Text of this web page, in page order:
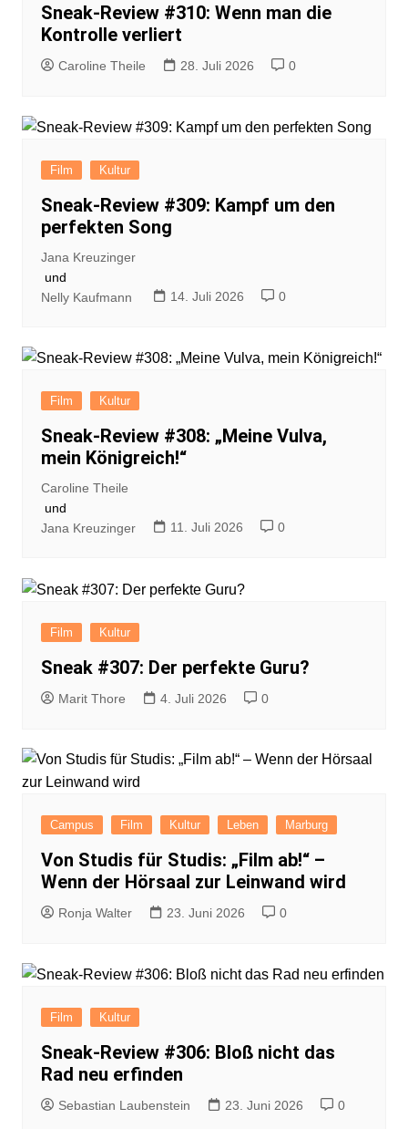
Sneak-Review #310: Wenn man die
Kontrolle verliert
Caroline Theile 28. Juli 2026 0
Film Kultur
Sneak-Review #309: Kampf um den
perfekten Song
Jana Kreuzinger
und
Nelly Kaufmann
14. Juli 2026 0
Film Kultur
Sneak-Review #308: „Meine Vulva,
mein Königreich!“
Caroline Theile
und
Jana Kreuzinger
11. Juli 2026 0
Film Kultur
Sneak #307: Der perfekte Guru?
Marit Thore 4. Juli 2026 0
Campus Film Kultur Leben Marburg
Von Studis für Studis: „Film ab!“ –
Wenn der Hörsaal zur Leinwand wird
Ronja Walter 23. Juni 2026 0
Film Kultur
Sneak-Review #306: Bloß nicht das
Rad neu erfinden
Sebastian Laubenstein 23. Juni 2026 0